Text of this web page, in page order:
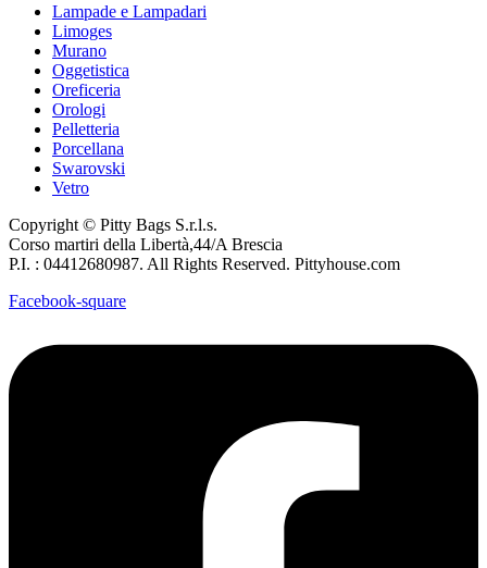
Lampade e Lampadari
Limoges
Murano
Oggetistica
Oreficeria
Orologi
Pelletteria
Porcellana
Swarovski
Vetro
Copyright © Pitty Bags S.r.l.s.
Corso martiri della Libertà,44/A Brescia
P.I. : 04412680987. All Rights Reserved. Pittyhouse.com
Facebook-square